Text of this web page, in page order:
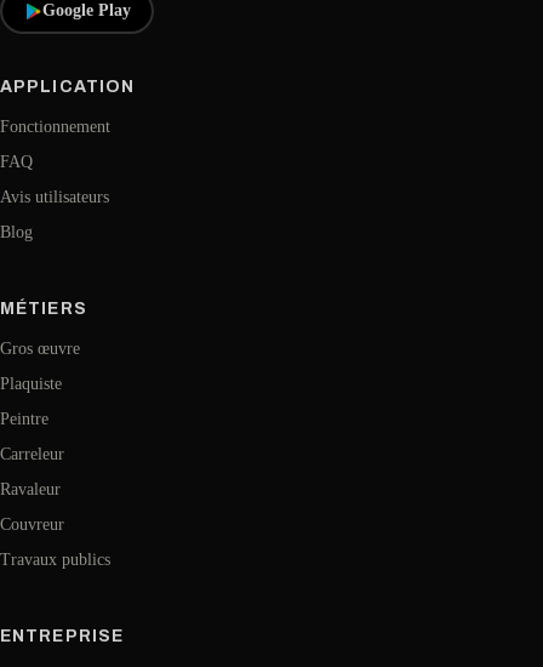
Google Play
APPLICATION
Fonctionnement
FAQ
Avis utilisateurs
Blog
MÉTIERS
Gros œuvre
Plaquiste
Peintre
Carreleur
Ravaleur
Couvreur
Travaux publics
ENTREPRISE